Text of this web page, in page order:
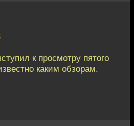
к просмотру пятого
каким обзорам.